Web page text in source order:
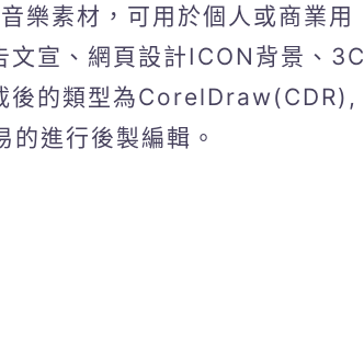
樂素材，可用於個人或商業用
文宣、網頁設計ICON背景、3C
後的類型為CorelDraw(CDR),
進行後製編輯。